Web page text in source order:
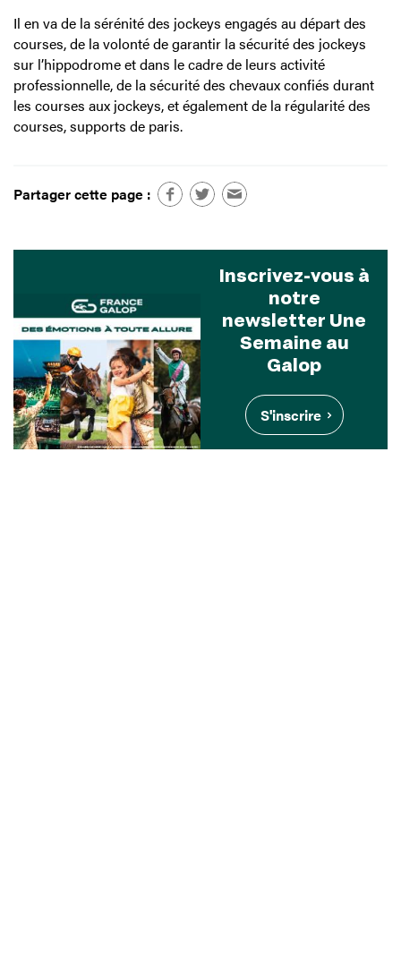
Il en va de la sérénité des jockeys engagés au départ des
courses, de la volonté de garantir la sécurité des jockeys
sur l’hippodrome et dans le cadre de leurs activité
professionnelle, de la sécurité des chevaux confiés durant
les courses aux jockeys, et également de la régularité des
courses, supports de paris.
Partager cette page :
Inscrivez-vous à
notre
newsletter Une
Semaine au
Galop
S'inscrire